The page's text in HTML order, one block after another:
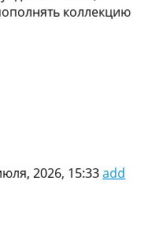
коллекцию
2026, 15:33add